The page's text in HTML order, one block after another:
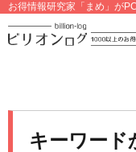
お得情報研究家「まめ」が
キーワード